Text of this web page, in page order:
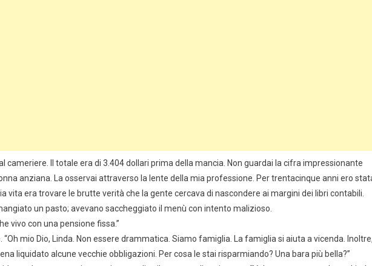
cameriere. Il totale era di 3.404 dollari prima della mancia. Non guardai la cifra impressionante
anziana. La osservai attraverso la lente della mia professione. Per trentacinque anni ero
vita era trovare le brutte verità che la gente cercava di nascondere ai margini dei libri contabili.
un pasto; avevano saccheggiato il menù con intento malizioso.
vivo con una pensione fissa.”
mio Dio, Linda. Non essere drammatica. Siamo famiglia. La famiglia si aiuta a vicenda.
liquidato alcune vecchie obbligazioni. Per cosa le stai risparmiando? Una bara più bella?”